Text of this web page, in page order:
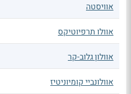
אוויסטה
אוולו תרפיוטיקס
אוולון גלוב-קר
אוולונביי קומיוניטיז